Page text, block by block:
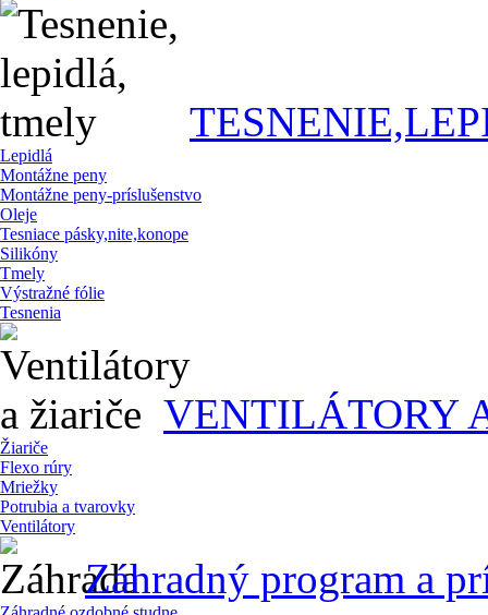
Lepidlá
Montážne peny
Montážne peny-príslušenstvo
Oleje
Tesniace pásky,nite,konope
Silikóny
Tmely
Výstražné fólie
Tesnenia
VENTILÁTORY
Žiariče
Flexo rúry
Mriežky
Potrubia a tvarovky
Ventilátory
Záhradný program a